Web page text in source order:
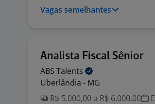
Vagas semelhantes
Analista Fiscal Sênior
ABS Talents
Uberlândia - MG
R$ 5.000,00 a R$ 6.000,00